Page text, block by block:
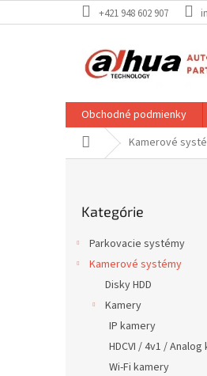
na
+421 948 602 907
Obchodné podmienky
DomovKamerové
kategórie
Kategórie
Parkovacie systémy
Kamerové systémy
Disky HDD
Kamery
IP kamery
HDCVI / 4v1 /
Wi-Fi kamery